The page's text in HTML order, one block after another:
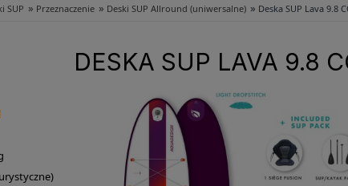
SHOWROOM:
SUP » Przeznaczenie » Deski SUP Allround (uniwersalne) » Deska SUP Lava 9.8
DESKA SUP LAVA 9.8